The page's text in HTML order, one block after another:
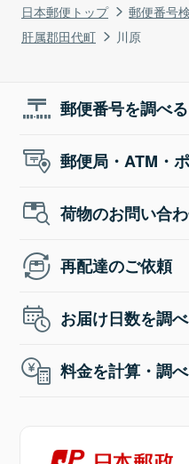
日本郵便トップ 郵便番号
肝属郡田代町
川原
郵便番号を調べる
郵便局・ATM・
荷物のお問い合
再配達のご依頼
お届け日数を調
料金を計算・調